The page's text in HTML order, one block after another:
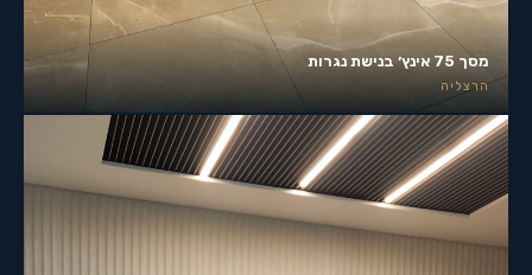
מסך 75 אינץ׳ בנישת נגרות
הרצליה